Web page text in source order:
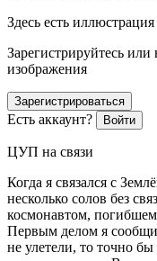
Здесь есть иллюстрация
Зарегистрируйтесь
изображения
Зарегистрироваться
Есть аккаунт? Войти
ЦУП на связи
Когда я связался с
несколько солов без
космонавтом,
Первым делом я
не улетели, то точно